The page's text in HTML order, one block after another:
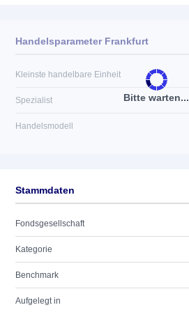
Bitte warten...
Handelsparameter Frankfurt
Kleinste handelbare Einheit
Spezialist
Handelsmodell
Stammdaten
Fondsgesellschaft
Kategorie
Benchmark
Aufgelegt in